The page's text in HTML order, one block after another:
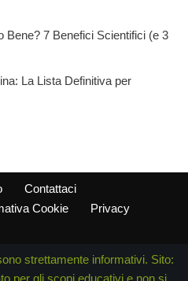
Bene? 7 Benefici Scientifici (e 3
La Lista Definitiva per
Contattaci
Cookie
Privacy
strettamente informativi. Sito:
per gli scopi educativi e non si